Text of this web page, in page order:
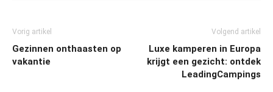
Vorig artikel
Gezinnen onthaasten op
vakantie
Volgend artikel
Luxe kamperen in Europa
krijgt een gezicht: ontdek
LeadingCampings